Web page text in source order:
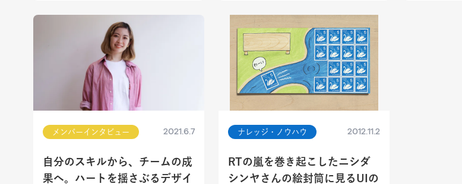
メンバーインタビュー 2021.6.7
自分のスキルから、チームの成
果へ。ハートを揺さぶるデザイ
ナレッジ・ノウハウ 2012.11.2
RTの嵐を巻き起こしたニシダ
シンヤさんの絵封筒に見るUIの